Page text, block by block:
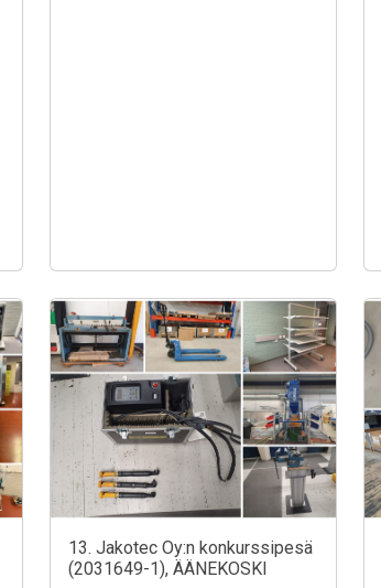
13. Jakotec Oy:n konkurssipesä
(2031649-1), ÄÄNEKOSKI